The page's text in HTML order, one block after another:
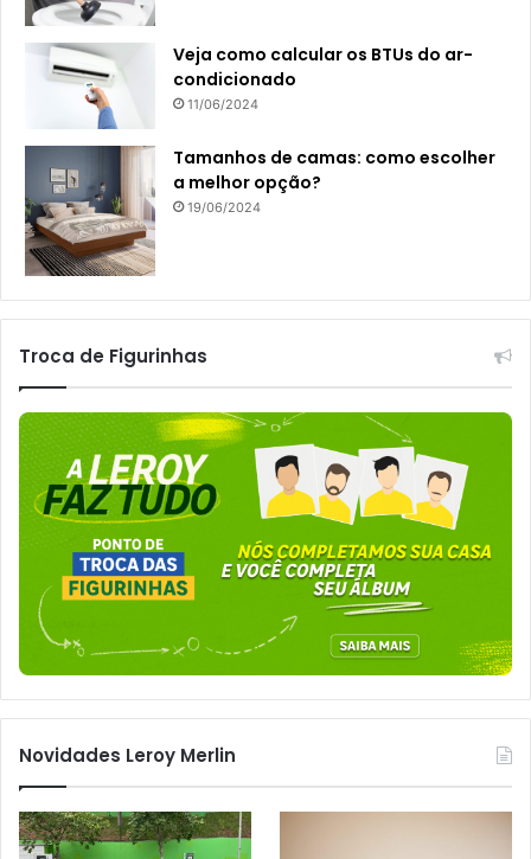
Veja como calcular os BTUs do ar-
condicionado
11/06/2024
Tamanhos de camas: como escolher
a melhor opção?
19/06/2024
Troca de Figurinhas
Novidades Leroy Merlin